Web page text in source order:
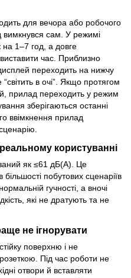
для вечора або робочого
сам. У режимі
на 1–7 год, а довге
час. Приблизно
переходить на нижчу
в очі”. Якщо протягом
прилад переходить у режим
зберігаються останні
ввімкнення прилад
користуванні
як ≤61 дБ(А). Це
побутових сценаріїв
гучності, а вночі
які не дратують та не
не ігнорувати
поверхню і не
Під час роботи не
отвори й вставляти